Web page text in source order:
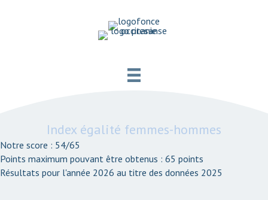
Index égalité femmes-hommes
Notre score : 54/65
Points maximum pouvant être obtenus : 65 points
Résultats pour l'année 2026 au titre des données 2025